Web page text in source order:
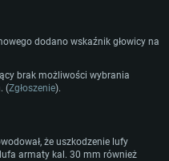
For MAC
dodano wskaźnik głowicy na
brak możliwości wybrania
(Zgłoszenie).
że uszkodzenie lufy
armaty kal. 30 mm również